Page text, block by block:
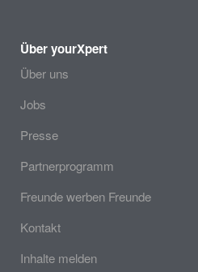
Über yourXpert
Über uns
Jobs
Presse
Partnerprogramm
Freunde werben Freunde
Kontakt
Inhalte melden